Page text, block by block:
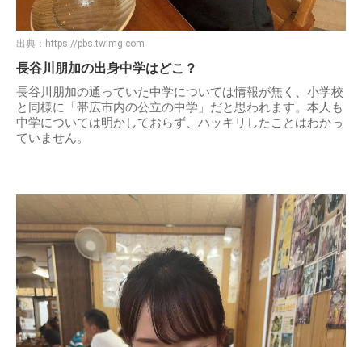
出典： https://pbs.twimg.com
長谷川朋加の出身中学はどこ？
長谷川朋加の通っていた中学については情報が無く、小学校
と同様に「帯広市内の公立の中学」だと思われます。本人も
中学については明かしておらず、ハッキリしたことはわかっ
ていません。